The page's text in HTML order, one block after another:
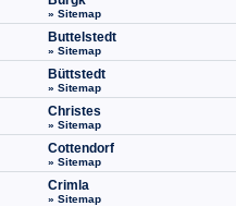
» Sitemap
Buttelstedt
» Sitemap
Büttstedt
» Sitemap
Christes
» Sitemap
Cottendorf
» Sitemap
Crimla
» Sitemap